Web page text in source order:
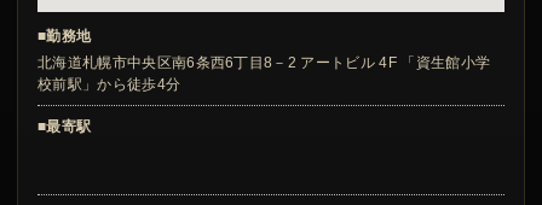
■勤務地
北海道札幌市中央区南6条西6丁目8－2 アートビル 4F 「資生館小学
校前駅」から徒歩4分
■最寄駅